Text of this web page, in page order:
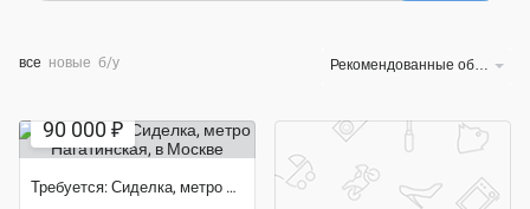
все новые б/у Рекомендованные объявления
90 000 ₽
Требуется: Сиделка, метро Нагатинская